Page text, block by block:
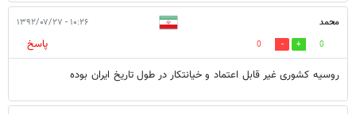
محمد ۱۰:۲۶ - ۱۳۹۲/۰۷/۲۷
0
0
پاسخ
روسیه کشوری غیر قابل اعتماد و خیانتکار در طول تاریخ ایران بوده